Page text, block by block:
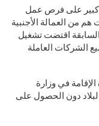
كبير على فرص عمل
من العمالة الأجنبية
اقتضت تشغيل
جميع الشركات العاملة
في وزارة
دون الحصول على